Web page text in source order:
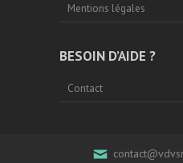
Mentions légales
BESOIN D’AIDE ?
Contact